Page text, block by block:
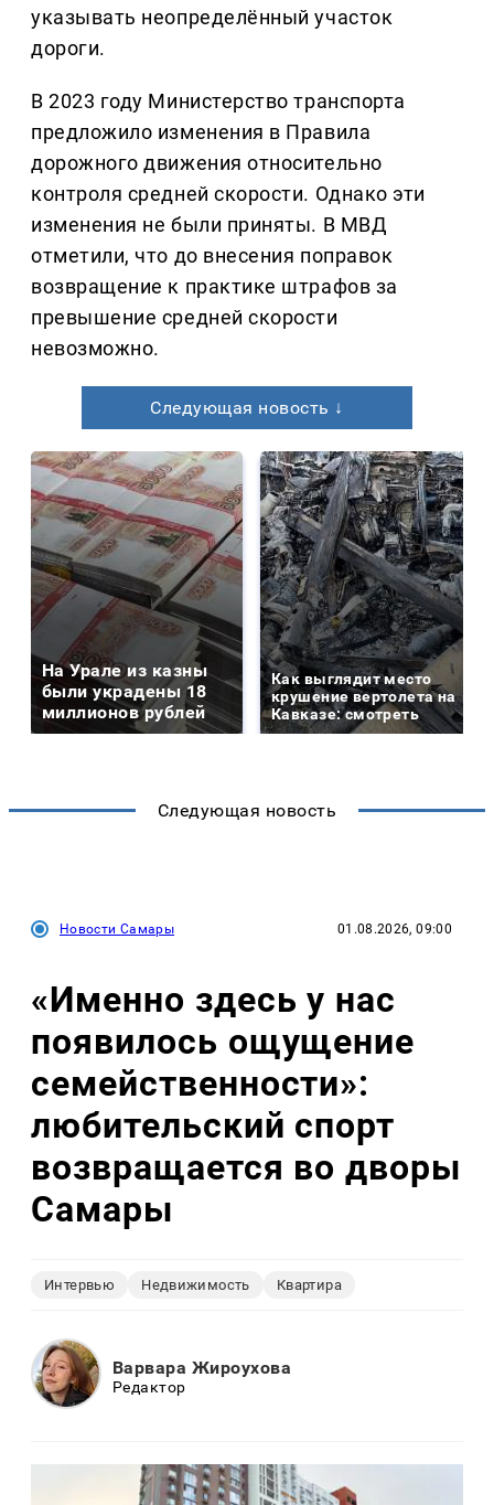
указывать неопределённый участок
дороги.
В 2023 году Министерство транспорта
предложило изменения в Правила
дорожного движения относительно
контроля средней скорости. Однако эти
изменения не были приняты. В МВД
отметили, что до внесения поправок
возвращение к практике штрафов за
превышение средней скорости
невозможно.
Следующая новость ↓
На Урале из казны
были украдены 18
миллионов рублей
Как выглядит место
крушение вертолета на
Кавказе: смотреть
Следующая новость
Новости Самары 01.08.2026, 09:00
«Именно здесь у нас
появилось ощущение
семейственности»:
любительский спорт
возвращается во дворы
Самары
Интервью Недвижимость Квартира
Варвара Жироухова
Редактор